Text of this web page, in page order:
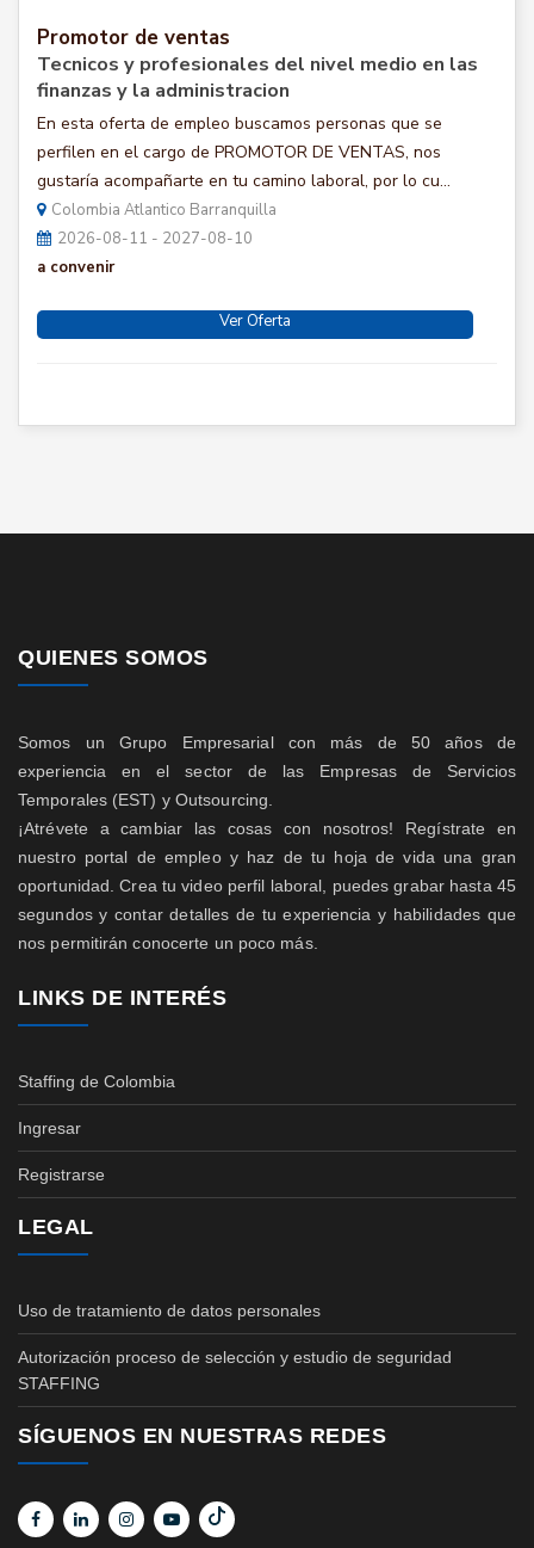
Promotor de ventas
Tecnicos y profesionales del nivel medio en las
finanzas y la administracion
En esta oferta de empleo buscamos personas que se
perfilen en el cargo de PROMOTOR DE VENTAS, nos
gustaría acompañarte en tu camino laboral, por lo cu...
Colombia Atlantico Barranquilla
2026-08-11 - 2027-08-10
a convenir
Ver Oferta
QUIENES SOMOS
Somos un Grupo Empresarial con más de 50 años de
experiencia en el sector de las Empresas de Servicios
Temporales (EST) y Outsourcing.
¡Atrévete a cambiar las cosas con nosotros! Regístrate en
nuestro portal de empleo y haz de tu hoja de vida una gran
oportunidad. Crea tu video perfil laboral, puedes grabar hasta 45
segundos y contar detalles de tu experiencia y habilidades que
nos permitirán conocerte un poco más.
LINKS DE INTERÉS
Staffing de Colombia
Ingresar
Registrarse
LEGAL
Uso de tratamiento de datos personales
Autorización proceso de selección y estudio de seguridad
STAFFING
SÍGUENOS EN NUESTRAS REDES